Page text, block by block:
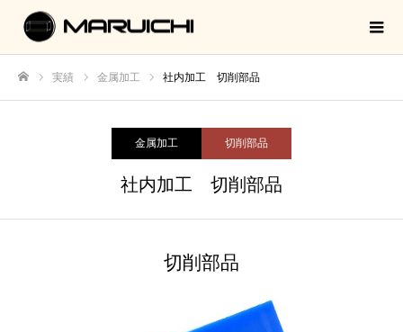
実績 金属加工 社内加工 切削部品
金属加工 切削部品
社内加工 切削部品
切削部品